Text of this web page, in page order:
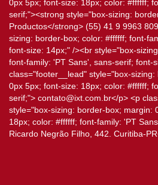
0px 5px; font-size: 18px; color: #ffffff;
serif;"><strong style="box-sizing:
Productos</strong> (55) 41 9 9963
sizing: border-box; color: #ffffff; font-
font-size: 14px;" /><br style="box-
font-family: 'PT Sans', sans-serif; font-
class="footer__lead" style="box-
0px 5px; font-size: 18px; color: #ffffff;
serif;"> contato@ixt.com.br</p> <p
style="box-sizing: border-box; margin:
18px; color: #ffffff; font-family: 'PT
Ricardo Negrão Filho, 442. Curitiba-